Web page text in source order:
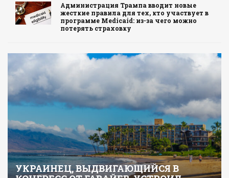
Администрация Трампа вводит новые
жесткие правила для тех, кто участвует в
программе Medicaid: из-за чего можно
потерять страховку
УКРАИНЕЦ, ВЫДВИГАЮЩИЙСЯ В